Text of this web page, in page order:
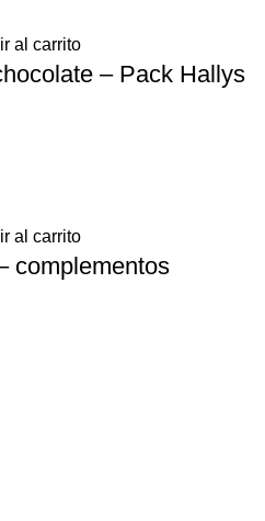
al carrito
– Pack Hallys
al carrito
complementos